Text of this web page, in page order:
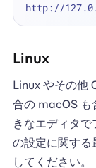
Linux
Linux やその他
合の macOS も
きなエディタ
の設定に関する
してください。